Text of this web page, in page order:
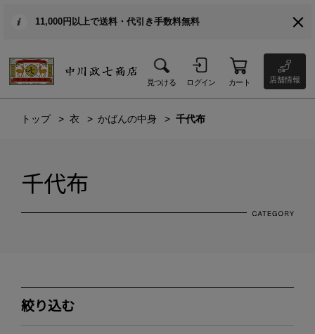
11,000円以上で送料・代引き手数料無料
見つける ログイン カート 店舗情報
トップ 衣 かばんの中身 千代布
千代布
絞り込む